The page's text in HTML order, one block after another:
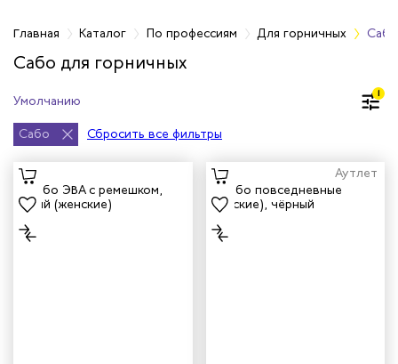
Главная Каталог По профессиям Для горничных
Сабо для горничных
1
Сабо Сбросить все фильтры
Аутлет